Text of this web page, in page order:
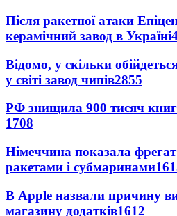
Після ракетної атаки
керамічний завод в Україні
Відомо, у скільки
у світі завод чипів2855
РФ знищила 900 тисяч
1708
Німеччина показала
ракетами і субмаринами
В Apple назвали причину
магазину додатків1612